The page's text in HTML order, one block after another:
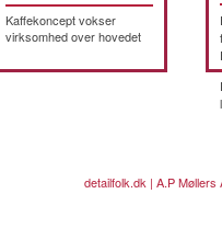
Kaffekoncept vokser
virksomhed over hovedet
detailfolk.dk | A.P